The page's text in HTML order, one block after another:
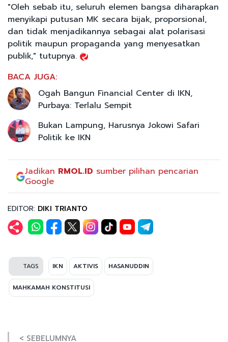
"Oleh sebab itu, seluruh elemen bangsa diharapkan
menyikapi putusan MK secara bijak, proporsional,
dan tidak menjadikannya sebagai alat polarisasi
politik maupun propaganda yang menyesatkan
publik," tutupnya.
BACA JUGA:
Ogah Bangun Financial Center di IKN,
Purbaya: Terlalu Sempit
Bukan Lampung, Harusnya Jokowi Safari
Politik ke IKN
Jadikan RMOL.ID sumber pilihan pencarian
Google
EDITOR: DIKI TRIANTO
TAGS IKN AKTIVIS HASANUDDIN
MAHKAMAH KONSTITUSI
< SEBELUMNYA